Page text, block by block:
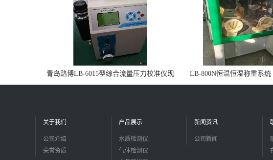
青岛路博LB-6015型综合流量压力校准仪现
货
LB-800N恒温恒湿称重系
烟尘采样滤膜烘干
关于我们
公司介绍
荣誉资质
产品展示
水质检测仪
气体检测仪
新闻资讯
公司新闻